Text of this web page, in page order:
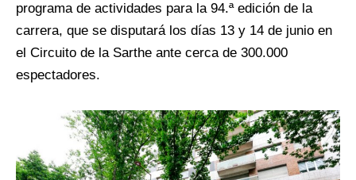
programa de actividades para la 94.ª edición de la
carrera, que se disputará los días 13 y 14 de junio en
el Circuito de la Sarthe ante cerca de 300.000
espectadores.